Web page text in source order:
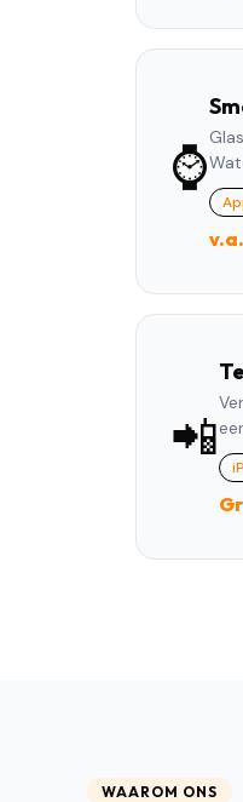
⌚
📲
WAAROM ONS